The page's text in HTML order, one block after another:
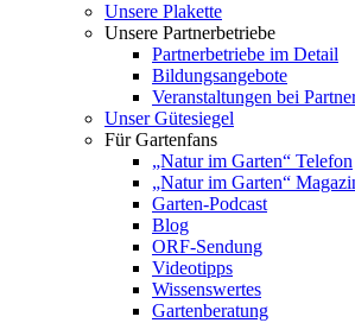
Unsere Plakette
Unsere Partnerbetriebe
Partnerbetriebe im Detail
Bildungsangebote
Veranstaltungen bei
Unser Gütesiegel
Für Gartenfans
„Natur im Garten“ Telefon
„Natur im Garten“
Garten-Podcast
Blog
ORF-Sendung
Videotipps
Wissenswertes
Gartenberatung